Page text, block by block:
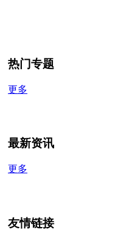
热门专题
更多
最新资讯
更多
友情链接